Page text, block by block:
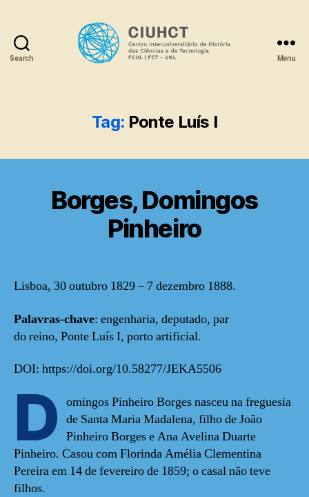
Search Menu
Tag: Ponte Luís I
Borges, Domingos
Pinheiro
Lisboa, 30 outubro 1829 – 7 dezembro 1888.
Palavras-chave: engenharia, deputado, par
do reino, Ponte Luís I, porto artificial.
DOI: https://doi.org/10.58277/JEKA5506
D omingos Pinheiro Borges nasceu na freguesia
de Santa Maria Madalena, filho de João
Pinheiro Borges e Ana Avelina Duarte
Pinheiro. Casou com Florinda Amélia Clementina
Pereira em 14 de fevereiro de 1859; o casal não teve
filhos.